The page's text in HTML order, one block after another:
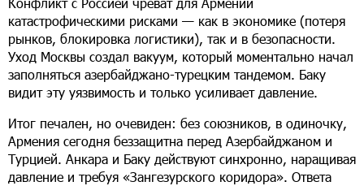
Конфликт с Россией чреват для Армении
катастрофическими рисками — как в экономике (потеря
рынков, блокировка логистики), так и в безопасности.
Уход Москвы создал вакуум, который моментально начал
заполняться азербайджано-турецким тандемом. Баку
видит эту уязвимость и только усиливает давление.
Итог печален, но очевиден: без союзников, в одиночку,
Армения сегодня беззащитна перед Азербайджаном и
Турцией. Анкара и Баку действуют синхронно, наращивая
давление и требуя «Зангезурского коридора». Ответа